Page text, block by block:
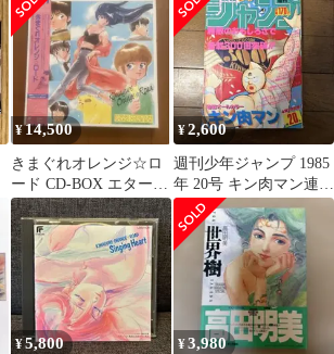
種類セット
き
¥14,500
きまぐれオレンジ☆ロ
ード CD-BOX エターナ
ル・コレクション 9枚
組
¥2,600
週刊少年ジャンプ 1985
年 20号 キン肉マン連載
300回記念号
¥5,800 ¥3,980